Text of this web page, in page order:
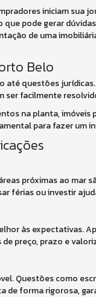
iniciam sua
que pode gerar
de uma
Belo
até questões
facilmente
na planta,
para fazer um
próximas ao mar
férias ou investir
às expectativas.
preço, prazo e
Questões como
de forma rigorosa,